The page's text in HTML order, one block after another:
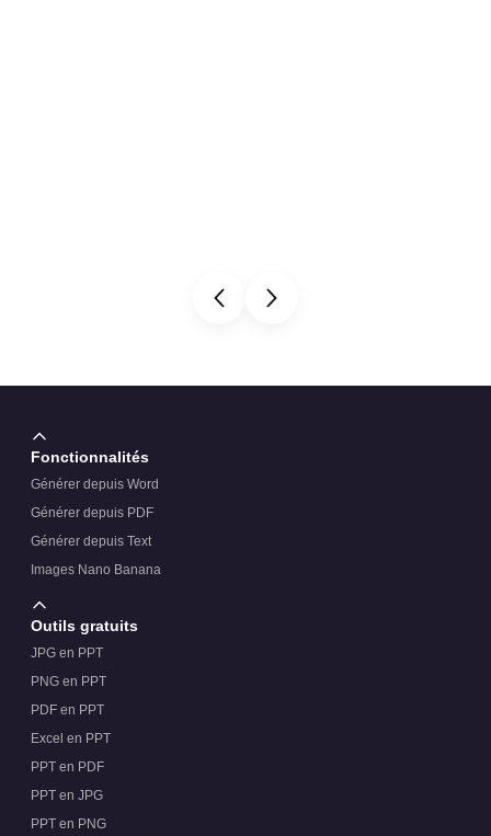
Fonctionnalités
Générer depuis Word
Générer depuis PDF
Générer depuis Text
Images Nano Banana
Outils gratuits
JPG en PPT
PNG en PPT
PDF en PPT
Excel en PPT
PPT en PDF
PPT en JPG
PPT en PNG